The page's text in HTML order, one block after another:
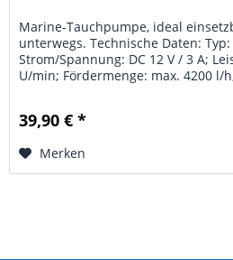
Marine-Tauchpumpe, ideal
unterwegs. Technische Daten:
Strom/Spannung: DC 12 V / 3 A;
U/min; Fördermenge: max. 4200 l/
39,90 € *
Merken